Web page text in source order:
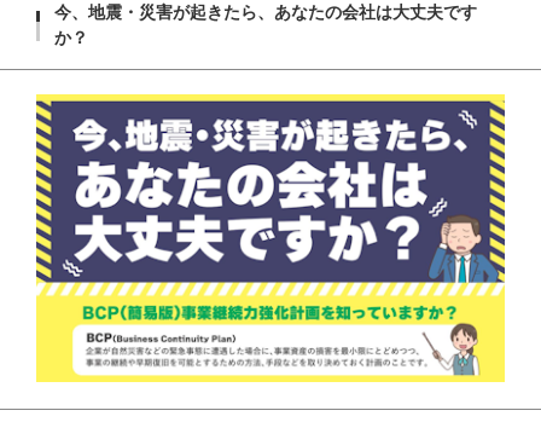
今、地震・災害が起きたら、あなたの会社は大丈夫です
か？